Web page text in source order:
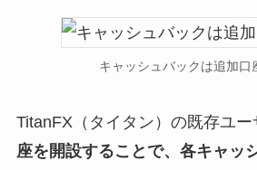
キャッシュバックは追加口
TitanFX（タイタン）の既存ユー
座を開設することで、各キャッ